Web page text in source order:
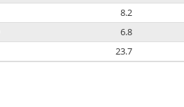
8.2
6.8
23.7